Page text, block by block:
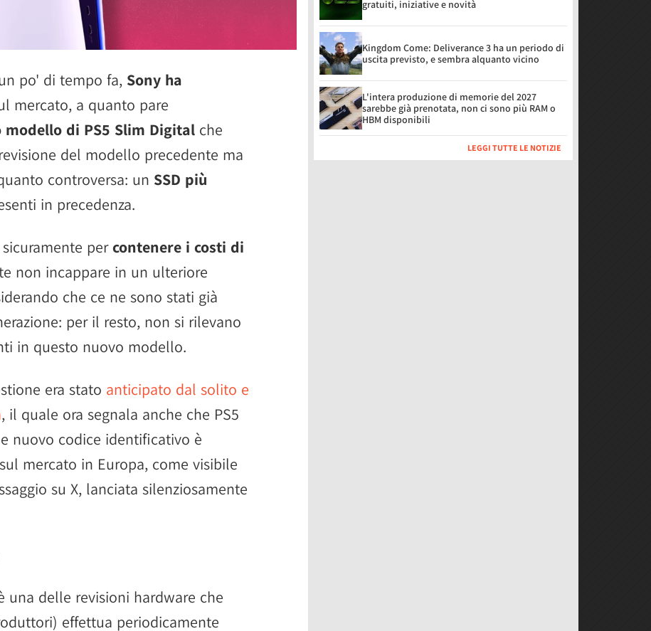
po' di tempo fa, Sony ha
mercato, a quanto pare
modello di PS5 Slim Digital che
del modello precedente ma
controversa: un SSD più
in precedenza.
percontenere i costi di
non incappare in un ulteriore
che ce ne sono stati già
per il resto, non si rilevano
in questo nuovo modello.
era stato anticipato dal solito e
, il quale ora segnala anche che PS5
nuovo codice identificativo è
mercato in Europa, come visibile
su X, lanciata silenziosamente
una delle revisioni hardware che
effettua periodicamente
gratuiti, iniziative e novità
Kingdom Come: Deliverance 3 ha un periodo di
uscita previsto, e sembra alquanto vicino
L'intera produzione di memorie del 2027
sarebbe già prenotata, non ci sono più RAM o
HBM disponibili
LEGGI TUTTE LE NOTIZIE